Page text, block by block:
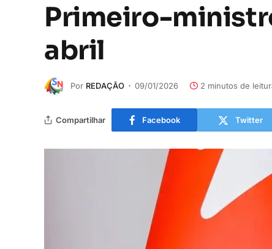
Primeiro-
abril
Por REDAÇÃO 09/01/2026 2 minutos de
Compartilhar Facebook Twitter